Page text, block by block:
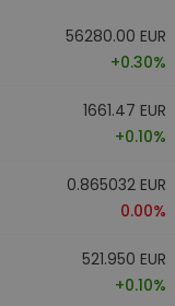
56280.00 EUR
+0.30%
1661.47 EUR
+0.10%
0.865032 EUR
0.00%
521.950 EUR
+0.10%